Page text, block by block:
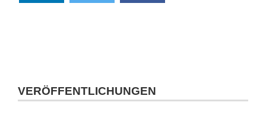
VERÖFFENTLICHUNGEN